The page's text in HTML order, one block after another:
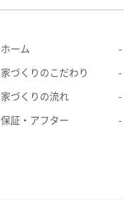
ホーム
家づくりのこだわり
家づくりの流れ
保証・アフター